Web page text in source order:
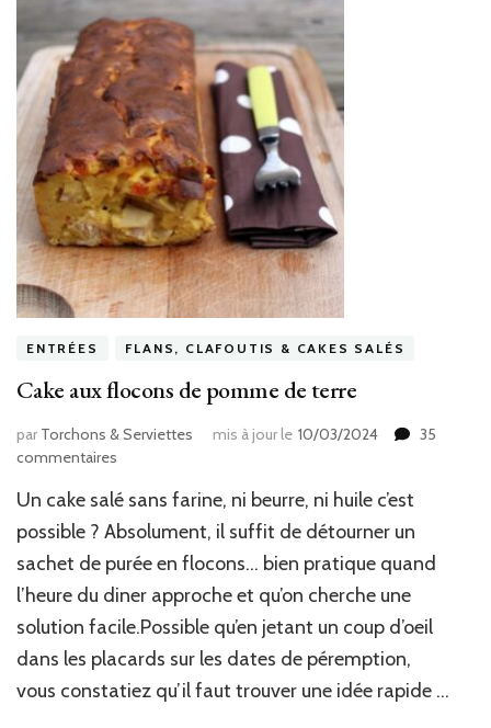
ENTRÉES FLANS, CLAFOUTIS & CAKES SALÉS
Cake aux flocons de pomme de terre
par Torchons & Serviettes mis à jour le 10/03/2024
35
commentaires
aux
flocons
pomme
de
terre
Un cake salé sans farine, ni beurre, ni huile c’est
possible ? Absolument, il suffit de détourner un
sachet de purée en flocons… bien pratique quand
l’heure du diner approche et qu’on cherche une
solution facile.Possible qu’en jetant un coup d’oeil
dans les placards sur les dates de péremption,
vous constatiez qu’il faut trouver une idée rapide …